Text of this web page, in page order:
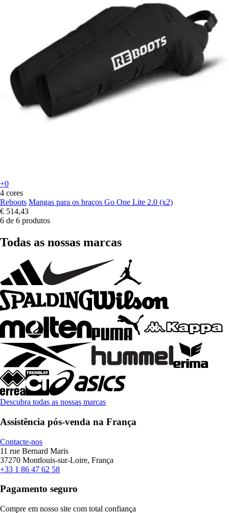
+0
4 cores
Reboots Mangas para os braços Go One Lite 2.0 (x2)
€ 514,43
6 de 6 produtos
Todas as nossas marcas
Descubra todas as nossas marcas
Assistência pós-venda na França
Contacte-nos
11 rue Bernard Maris
37270 Montlouis-sur-Loire, França
+33 1 86 47 62 58
Pagamento seguro
Compre em nosso site com total confiança